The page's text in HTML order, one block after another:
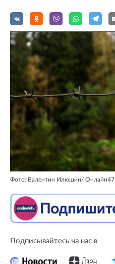
Фото: Валентин Илюшин/ Oнлайн47
Подписывайтесь на нас в